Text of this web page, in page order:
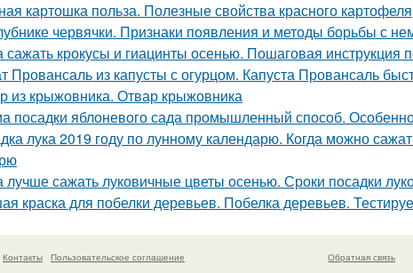
картошка польза. Полезные свойства красного
червячки. Признаки появления и методы борьбы с
сажать крокусы и гиацинты осенью. Пошаговая инструкция
Провансаль из капусты с огурцом. Капуста Провансаль
из крыжовника. Отвар крыжовника
посадки яблоневого сада промышленный способ.
лука 2019 году по лунному календарю. Когда можно
лучше сажать луковичные цветы осенью. Сроки посадки
краска для побелки деревьев. Побелка деревьев.
Контакты
Пользовательское соглашение
Обратная связь